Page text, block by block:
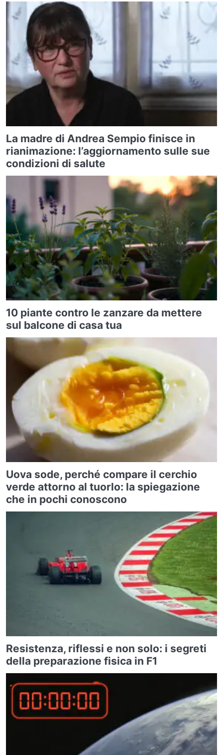
La madre di Andrea Sempio finisce in
rianimazione: l’aggiornamento sulle sue
condizioni di salute
10 piante contro le zanzare da mettere
sul balcone di casa tua
Uova sode, perché compare il cerchio
verde attorno al tuorlo: la spiegazione
che in pochi conoscono
Resistenza, riflessi e non solo: i segreti
della preparazione fisica in F1